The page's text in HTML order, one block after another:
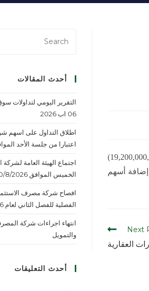
تم اضافة أسهم الرسملة البالغة (700,000,000) سهم بعد زيادة رأسمال شركة المعمورة للاستثمارات العقارية من (19,200,000,000)
أسهم
Next
العقارية
أحدث المقالات
التقرير اليومي لتداولات
06 اب 2026
اطلاق التداول على اسهم
اعتبارا من جلسة الأحد الموافق 09/8/
اجتماع الهيئة العامة
الخميس الموافق 20/8/2026.
افصاح شركة مصرف الاستثمار
الفصلية للفصل الثاني لعام 2026
انتهاء اجراءات شركة
والتمويل
أحدث التعليقات